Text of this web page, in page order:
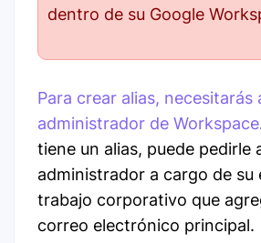
dentro de su Google
Para crear alias, necesitarás
administrador de Workspace
tiene un alias, puede pedirle
administrador a cargo de su
trabajo corporativo que
correo electrónico principal.